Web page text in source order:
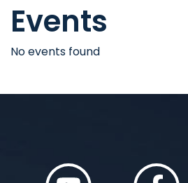
Events
No events found